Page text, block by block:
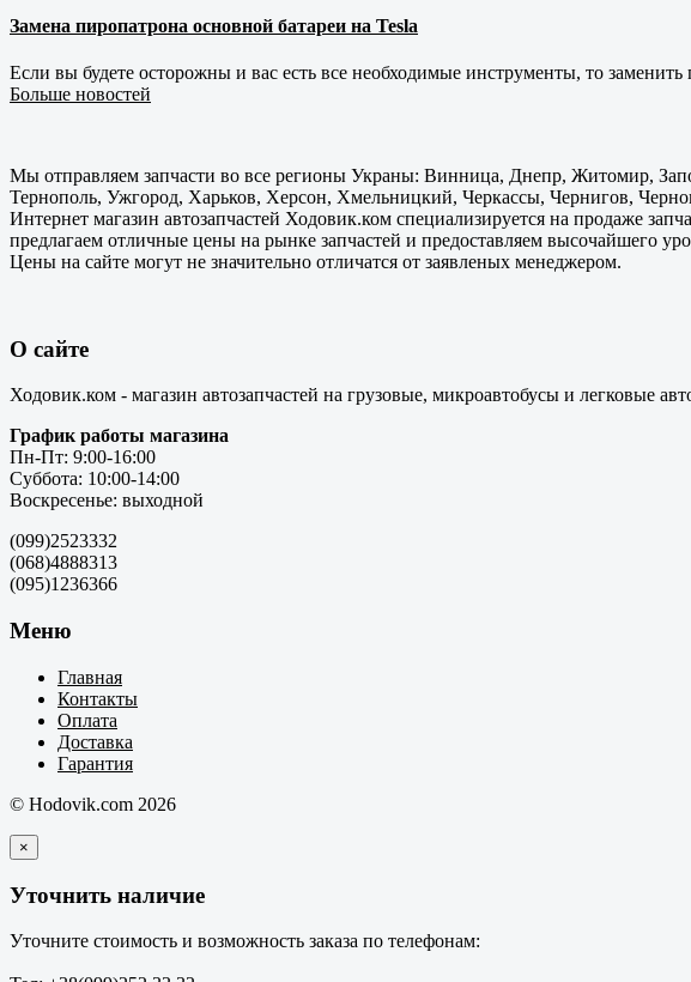
Замена пиропатрона основной батареи на Tesla
Если вы будете осторожны и вас есть все необходимые инструменты, то
Больше новостей
Мы отправляем запчасти во все регионы Украны: Винница, Днепр, Житомир,
Тернополь, Ужгород, Харьков, Херсон, Хмельницкий, Черкассы, Чернигов,
Интернет магазин автозапчастей Ходовик.ком специализируется на продаже
предлагаем отличные цены на рынке запчастей и предоставляем высочайшего
Цены на сайте могут не значительно отличатся от заявленых менеджером.
О сайте
Ходовик.ком - магазин автозапчастей на грузовые, микроавтобусы и легковые
График работы магазина
Пн-Пт: 9:00-16:00
Суббота: 10:00-14:00
Воскресенье: выходной
(099)2523332
(068)4888313
(095)1236366
Меню
Главная
Контакты
Оплата
Доставка
Гарантия
© Hodovik.com 2026
×
Уточнить наличие
Уточните стоимость и возможность заказа по телефонам: